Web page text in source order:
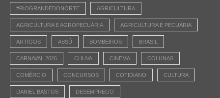
#RIOGRANDEDONORTE AGRICULTURA
AGRICULTURA E AGROPECUÁRIA AGRICULTURA E PECUÁRIA
ARTIGOS ASSÚ BOMBEIROS BRASIL
CARNAVAL 2026 CHUVA CINEMA COLUNAS
COMÉRCIO CONCURSOS COTIDIANO CULTURA
DANIEL BASTOS DESEMPREGO